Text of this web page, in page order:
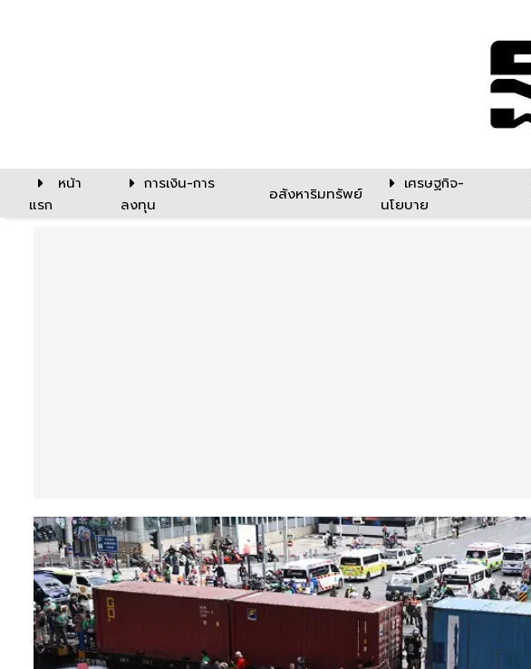
หน้า
แรก
การเงิน-การ
ลงทุน
อสังหาริมทรัพย์
เศรษฐกิจ-
นโยบาย